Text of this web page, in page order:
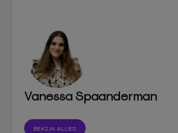
Vanessa Spaanderman
BEKIJK ALLES